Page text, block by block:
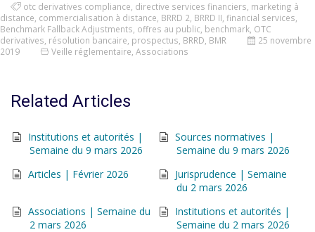
otc derivatives compliance directive services financiers marketing à
distance commercialisation à distance BRRD 2 BRRD II financial services
Benchmark Fallback Adjustments offres au public benchmark OTC
derivatives résolution bancaire prospectus BRRD BMR
25 novembre
2019
Veille réglementaire Associations
Related Articles
Institutions et autorités |
Semaine du 9 mars 2026
Sources normatives |
Semaine du 9 mars 2026
Articles | Février 2026
Jurisprudence | Semaine
du 2 mars 2026
Associations | Semaine du
2 mars 2026
Institutions et autorités |
Semaine du 2 mars 2026